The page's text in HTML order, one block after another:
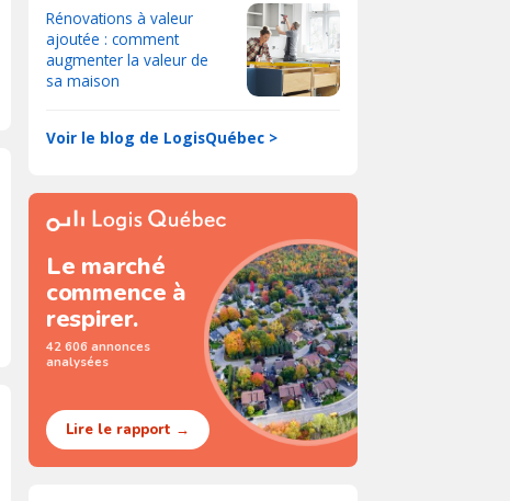
Rénovations à valeur
ajoutée : comment
augmenter la valeur de
sa maison
Voir le blog de LogisQuébec >
Le marché
commence à
respirer.
42 606 annonces
analysées
Lire le rapport →